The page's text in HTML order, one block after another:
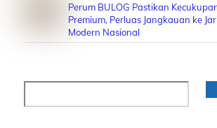
Perum BULOG Pastikan
Premium, Perluas Jangkauan ke
Modern Nasional